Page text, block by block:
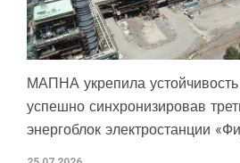
МАПНА укрепила
успешно синхронизировав
энергоблок электростанции